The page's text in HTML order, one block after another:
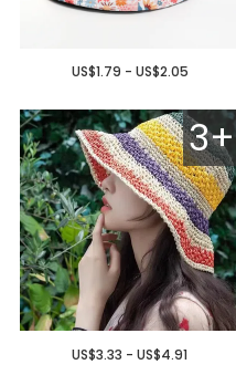
US$1.79 - US$2.05
3+
US$3.33 - US$4.91